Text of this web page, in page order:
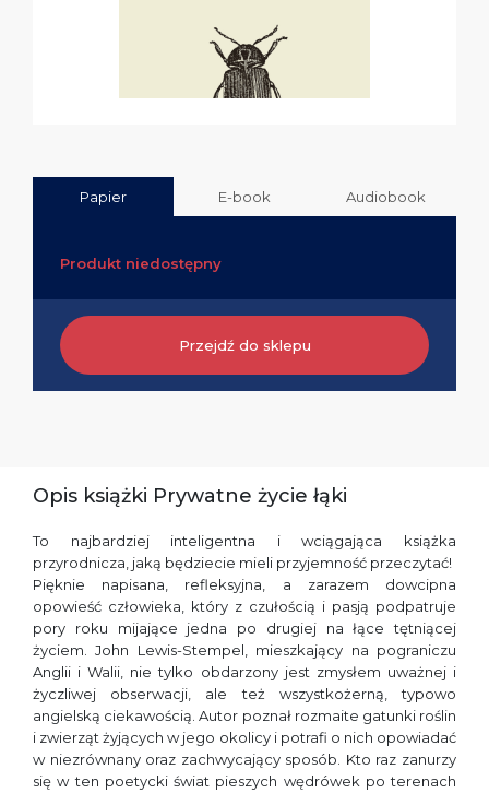
Papier E-book Audiobook
Produkt niedostępny
Przejdź do sklepu
Opis książki Prywatne życie łąki
To najbardziej inteligentna i wciągająca książka
przyrodnicza, jaką będziecie mieli przyjemność przeczytać!
Pięknie napisana, refleksyjna, a zarazem dowcipna
opowieść człowieka, który z czułością i pasją podpatruje
pory roku mijające jedna po drugiej na łące tętniącej
życiem. John Lewis-Stempel, mieszkający na pograniczu
Anglii i Walii, nie tylko obdarzony jest zmysłem uważnej i
życzliwej obserwacji, ale też wszystkożerną, typowo
angielską ciekawością. Autor poznał rozmaite gatunki roślin
i zwierząt żyjących w jego okolicy i potrafi o nich opowiadać
w niezrównany oraz zachwycający sposób. Kto raz zanurzy
się w ten poetycki świat pieszych wędrówek po terenach